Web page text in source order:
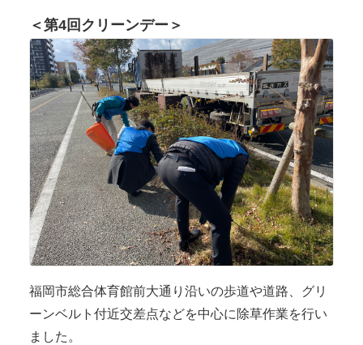
＜第4回クリーンデー＞
福岡市総合体育館前大通り沿いの歩道や道路、グリ
ーンベルト付近交差点などを中心に除草作業を行い
ました。